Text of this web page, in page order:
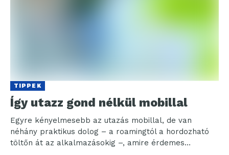
TIPPEK
Így utazz gond nélkül mobillal
Egyre kényelmesebb az utazás mobillal, de van
néhány praktikus dolog – a roamingtól a hordozható
töltőn át az alkalmazásokig –, amire érdemes